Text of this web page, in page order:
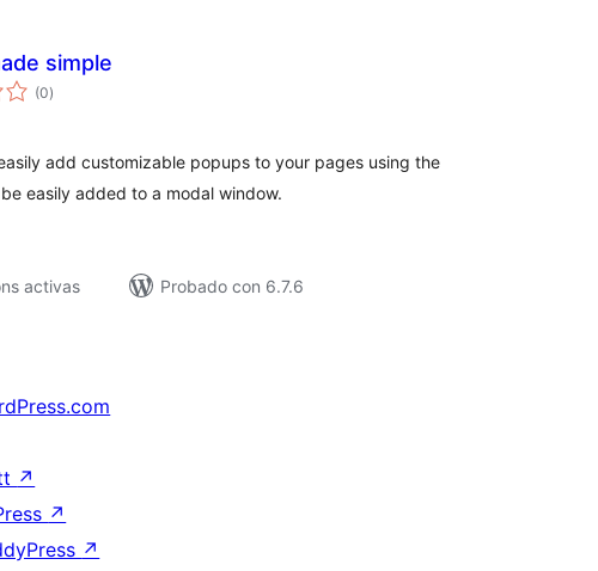
simple
(0valoracións
totais
)
add customizable popups to your pages using the
easily added to a modal window.
activas
Probado con 6.7.6
↗
↗
↗